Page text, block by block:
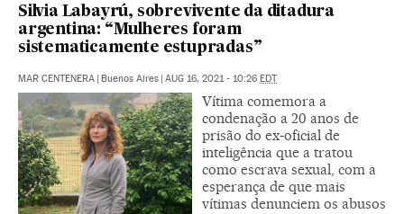
Silvia Labayrú, sobrevivente da ditadura
argentina: “Mulheres foram
sistematicamente estupradas”
MAR CENTENERA Buenos Aires AUG 16, 2021 - 10:26 EDT
Vítima comemora a
condenação a 20 anos de
prisão do ex-oficial de
inteligência que a tratou
como escrava sexual, com a
esperança de que mais
vítimas denunciem os abusos